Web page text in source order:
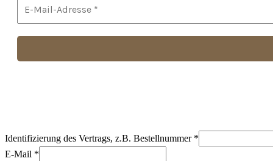
Identifizierung des Vertrags, z.B. Bestellnummer *
E-Mail *